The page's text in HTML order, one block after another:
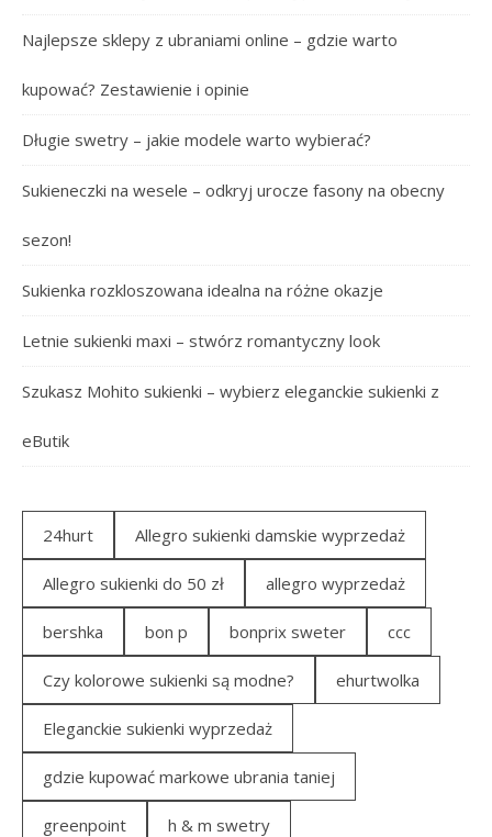
Najlepsze sklepy z ubraniami online – gdzie warto
kupować? Zestawienie i opinie
Długie swetry – jakie modele warto wybierać?
Sukieneczki na wesele – odkryj urocze fasony na obecny
sezon!
Sukienka rozkloszowana idealna na różne okazje
Letnie sukienki maxi – stwórz romantyczny look
Szukasz Mohito sukienki – wybierz eleganckie sukienki z
eButik
24hurt Allegro sukienki damskie wyprzedaż
Allegro sukienki do 50 zł allegro wyprzedaż
bershka bon p bonprix sweter ccc
Czy kolorowe sukienki są modne? ehurtwolka
Eleganckie sukienki wyprzedaż
gdzie kupować markowe ubrania taniej
greenpoint h & m swetry